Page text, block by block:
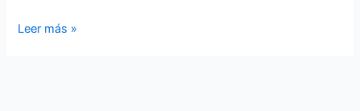
«RIGHT
Leer más »